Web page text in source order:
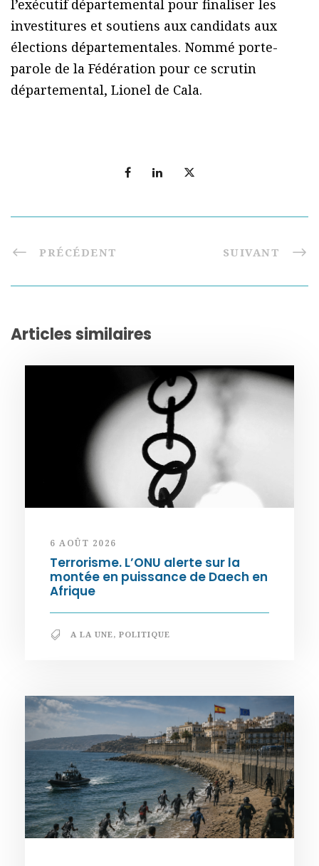
l’exécutif départemental pour finaliser les
investitures et soutiens aux candidats aux
élections départementales. Nommé porte-
parole de la Fédération pour ce scrutin
départemental, Lionel de Cala.
PRÉCÉDENT SUIVANT
Articles similaires
6 AOÛT 2026
Terrorisme. L’ONU alerte sur la
montée en puissance de Daech en
Afrique
A LA UNE, POLITIQUE